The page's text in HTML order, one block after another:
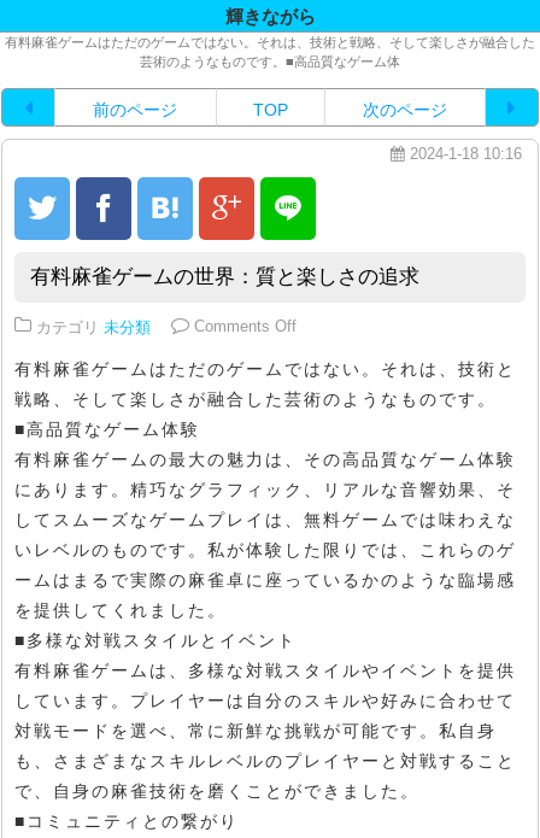
輝きながら
有料麻雀ゲームはただのゲームではない。それは、技術と戦略、そして楽しさが融合した
芸術のようなものです。■高品質なゲーム体
前のページ TOP 次のページ
2024-1-18 10:16
有料麻雀ゲームの世界：質と楽しさの追求
カテゴリ 未分類 Comments Offon 有料麻雀ゲームの世界：質と
有料麻雀ゲームはただのゲームではない。それは、技術と
戦略、そして楽しさが融合した芸術のようなものです。
■高品質なゲーム体験
有料麻雀ゲームの最大の魅力は、その高品質なゲーム体験
にあります。精巧なグラフィック、リアルな音響効果、そ
してスムーズなゲームプレイは、無料ゲームでは味わえな
いレベルのものです。私が体験した限りでは、これらのゲ
ームはまるで実際の麻雀卓に座っているかのような臨場感
を提供してくれました。
■多様な対戦スタイルとイベント
有料麻雀ゲームは、多様な対戦スタイルやイベントを提供
しています。プレイヤーは自分のスキルや好みに合わせて
対戦モードを選べ、常に新鮮な挑戦が可能です。私自身
も、さまざまなスキルレベルのプレイヤーと対戦すること
で、自身の麻雀技術を磨くことができました。
■コミュニティとの繋がり